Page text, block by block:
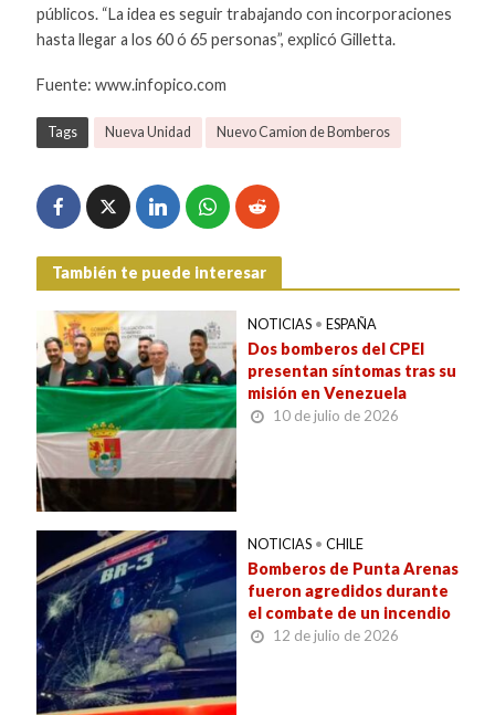
públicos. “La idea es seguir trabajando con incorporaciones
hasta llegar a los 60 ó 65 personas”, explicó Gilletta.
Fuente: www.infopico.com
Tags Nueva Unidad Nuevo Camion de Bomberos
También te puede interesar
NOTICIAS • ESPAÑA
Dos bomberos del CPEI
presentan síntomas tras su
misión en Venezuela
10 de julio de 2026
NOTICIAS • CHILE
Bomberos de Punta Arenas
fueron agredidos durante
el combate de un incendio
12 de julio de 2026